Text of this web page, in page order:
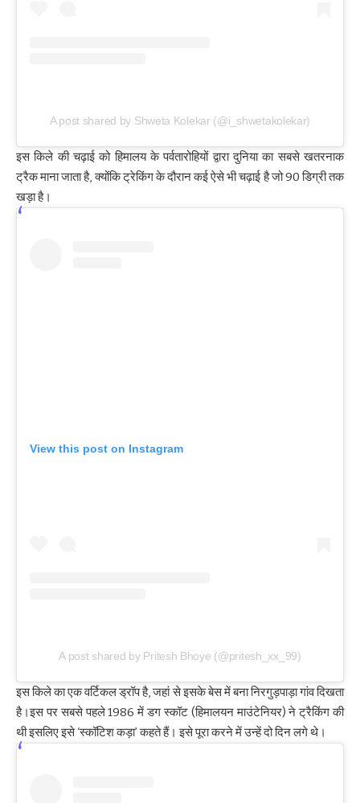
A post shared by Shweta Kolekar (@i_shwetakolekar)
इस किले की चढ़ाई को हिमालय के पर्वतारोहियों द्वारा दुनिया का सबसे खतरनाक
ट्रैक माना जाता है, क्‍योंकि ट्रेकिंग के दौरान कई ऐसे भी चढ़ाई है जो 90 डिग्री तक
खड़ा है।
View this post on Instagram
A post shared by Pritesh Bhoye (@pritesh_xx_99)
इस किले का एक वर्टिकल ड्रॉप है, जहां से इसके बेस में बना निरगुड़पाड़ा गांव दिखता
है।इस पर सबसे पहले 1986 में डग स्कॉट (हिमालयन माउंटेनियर) ने ट्रैकिंग की
थी इसलिए इसे ‘स्कॉटिश कड़ा’ कहते हैं। इसे पूरा करने में उन्हें दो दिन लगे थे।